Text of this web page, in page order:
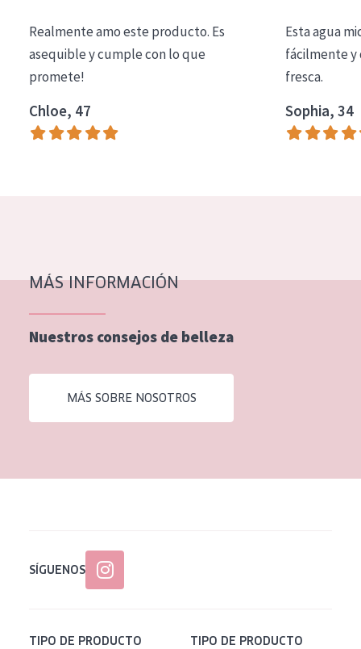
Essentials
Lift+
Expert
Piel madura
Piel menopáusica
EDAD
Realmente amo este producto. Es
asequible y cumple con lo que
promete!
Chloe, 47
Esta agua
fácilmente y
fresca.
Sophia, 34
MÁS INFORMACIÓN
Nuestros consejos de belleza
MÁS SOBRE NOSOTROS
SÍGUENOS
TIPO DE PRODUCTO TIPO DE PRODUCTO